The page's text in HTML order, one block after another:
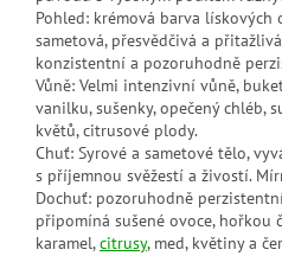
Pohled: krémová barva
sametová, přesvědčivá a
konzistentní a pozoruhodně
Vůně: Velmi intenzivní vůně,
vanilku, sušenky, opečený chléb,
květů, citrusové plody.
Chuť: Syrové a sametové tělo,
s příjemnou svěžestí a živostí.
Dochuť: pozoruhodně
připomíná sušené ovoce, hořkou
karamel,citrusy, med, květiny a